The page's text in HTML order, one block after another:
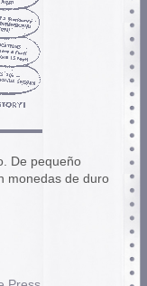
De pequeño
monedas de duro